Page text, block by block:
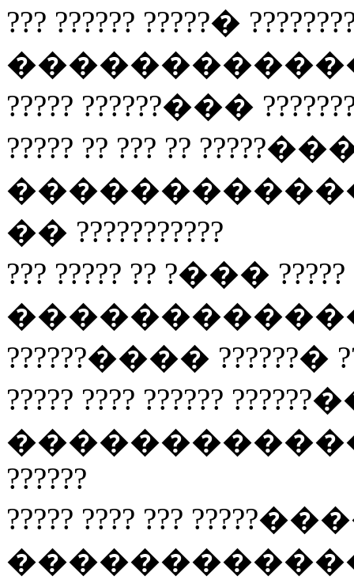
??? ?????? ?????�
????? ??????���
????? ?? ??? ??
�� ???????????
??? ????? ?? ?��� ?????
??????���� ??????�
????? ???? ??????
��������������
??????
????? ???? ???